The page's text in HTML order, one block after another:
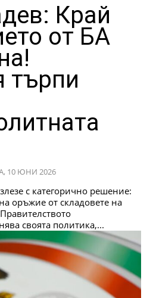
Край
от БА
търпи
10 ЮНИ 2026
с категорично решение:
оръжие от складовете на
своята политика,...